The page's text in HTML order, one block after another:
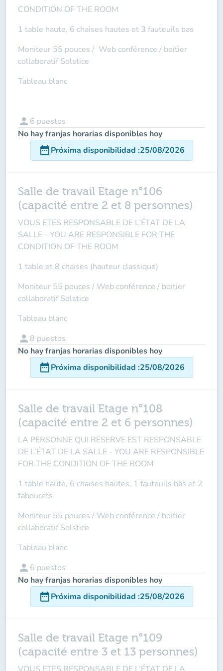
CONDITION OF THE ROOM
1 table haute, 6 chaises hautes et 3 fauteuils bas
Moniteur 55 pouces / Web conférence / boitier
collaboratif Solstice
Tableau blanc
person 6 puestos
No hay franjas horarias disponibles hoy
date_rangePróxima disponibilidad :25/08/2026
Salle de travail Etage n°106
(capacité entre 2 et 8 personnes)
VOUS ETES RESPONSABLE DE L’ÉTAT DE LA
SALLE - YOU ARE RESPONSIBLE FOR THE
CONDITION OF THE ROOM
1 table et 8 chaises (hauteur classique)
Moniteur 55 pouces / Web conférence / boitier
collaboratif Solstice
Tableau blanc
person 8 puestos
No hay franjas horarias disponibles hoy
date_rangePróxima disponibilidad :25/08/2026
Salle de travail Etage n°108
(capacité entre 2 et 6 personnes)
LA PERSONNE QUI RÉSERVE EST RESPONSABLE
DE L’ÉTAT DE LA SALLE - YOU ARE RESPONSIBLE
FOR THE CONDITION OF THE ROOM
1 table haute, 6 chaises hautes, 1 fauteuils bas et 2
tabourets
Moniteur 55 pouces / Web conférence / boitier
collaboratif Solstice
Tableau blanc
person 6 puestos
No hay franjas horarias disponibles hoy
date_rangePróxima disponibilidad :25/08/2026
Salle de travail Etage n°109
(capacité entre 3 et 13 personnes)